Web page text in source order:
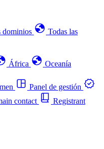
dominios
Todas las
África
Oceanía
Panel de gestión
contact
Registrant